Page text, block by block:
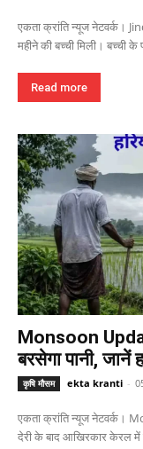
एकता क्रांति न्यूज नेटवर्क।
महीने की बच्ची मिली। बच्ची के
Read more
Monsoon
बरसेगा पानी, जानें
कृषि मौसम ekta kranti -
एकता क्रांति न्यूज नेटवर्क।
देरी के बाद आखिरकार केरल में